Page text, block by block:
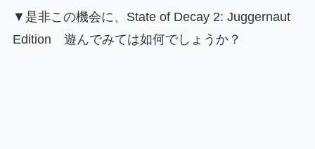
▼是非この機会に、State of Decay 2: Juggernaut
Edition 遊んでみては如何でしょうか？